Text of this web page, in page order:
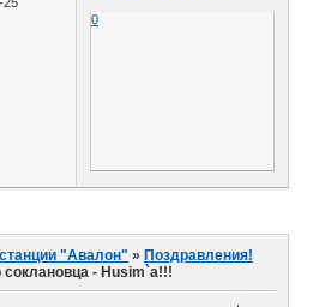
25
0
"Авалон" » Поздравления!
- Husim`a!!!